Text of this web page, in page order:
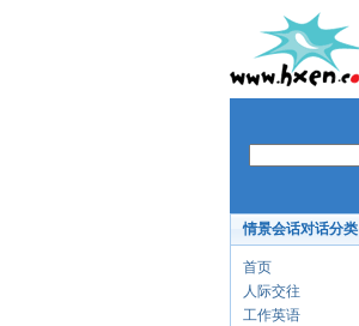
情景会话对话分类
首页
人际交往
工作英语